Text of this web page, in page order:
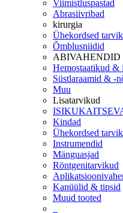
Viimistluspastad
Abrasiivribad
kirurgia
Ühekordsed
Õmblusniidid
ABIVAHENDID
Hemostaatikud &
Süstlaraamid & -
Muu
Lisatarvikud
Kindad
Ühekordsed
Instrumendid
Mänguasjad
Röntgenitarvikud
Kanüülid & tipsid
Muud tooted